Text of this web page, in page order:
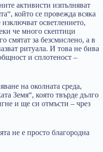
активисти изпълняват
който се провежда всяка
осветлението,
че много скептици
смятат за безсмислено, а в
ритуала. И това не бива
и сплотеност –
на околната среда,
Земя“, която твърде дълго
и ще си отмъсти – чрез
не е просто благородна